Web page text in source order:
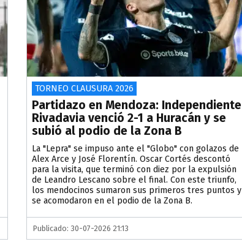
TORNEO CLAUSURA 2026
Partidazo en Mendoza: Independiente
Rivadavia venció 2-1 a Huracán y se
subió al podio de la Zona B
La "Lepra" se impuso ante el "Globo" con golazos de
Alex Arce y José Florentín. Oscar Cortés descontó
para la visita, que terminó con diez por la expulsión
de Leandro Lescano sobre el final. Con este triunfo,
los mendocinos sumaron sus primeros tres puntos y
se acomodaron en el podio de la Zona B.
Publicado: 30-07-2026 21:13